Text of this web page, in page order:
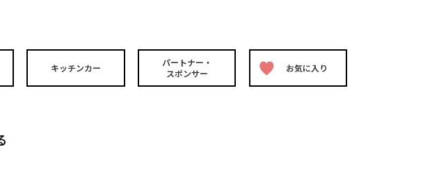
キッチンカー
パートナー・
スポンサー
お気に入り